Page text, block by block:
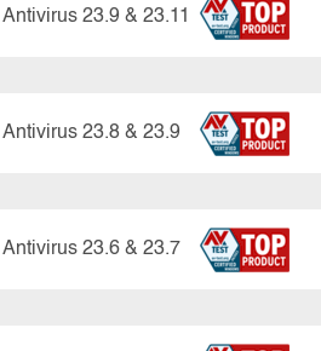
Antivirus 23.9 & 23.11
Antivirus 23.8 & 23.9
Antivirus 23.6 & 23.7